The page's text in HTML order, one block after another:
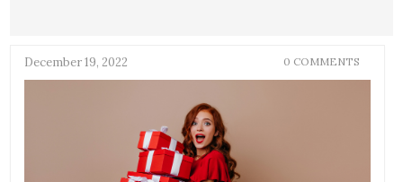
December 19, 2022 0 COMMENTS